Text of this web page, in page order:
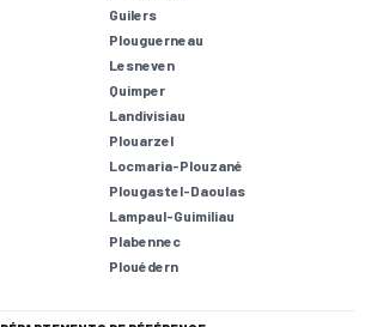
Guilers
Plouguerneau
Lesneven
Quimper
Landivisiau
Plouarzel
Locmaria-Plouzané
Plougastel-Daoulas
Lampaul-Guimiliau
Plabennec
Plouédern